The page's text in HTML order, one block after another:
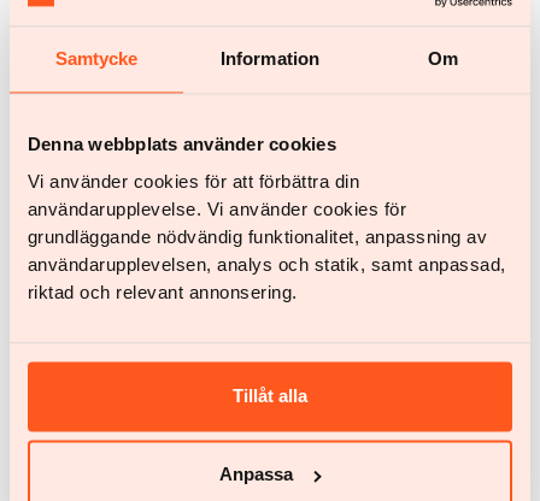
Samtycke Information Om
Denna webbplats använder cookies
Vi använder cookies för att förbättra din
användarupplevelse. Vi använder cookies för
grundläggande nödvändig funktionalitet, anpassning av
användarupplevelsen, analys och statik, samt anpassad,
riktad och relevant annonsering.
Tillåt alla
Anpassa
Chat
Start chat
Ga aan de slag